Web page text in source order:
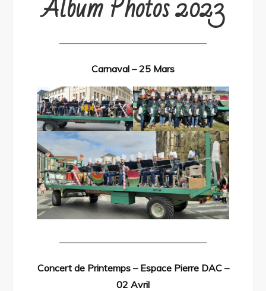
———————————————–
Carnaval – 25 Mars
———————————————–
Concert de Printemps – Espace Pierre DAC –
02 Avril